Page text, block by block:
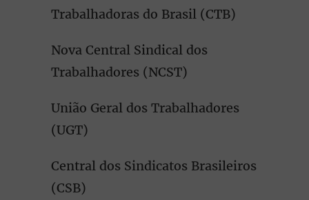
Trabalhadoras do Brasil (CTB)
Nova Central Sindical dos
Trabalhadores (NCST)
União Geral dos Trabalhadores
(UGT)
Central dos Sindicatos Brasileiros
(CSB)